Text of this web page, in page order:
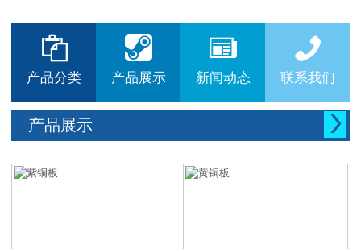



产品分类

产品展示

新闻动态

联系我们
产品展示 